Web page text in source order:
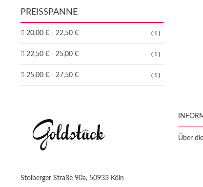
PREISSPANNE
1
20,00 € - 22,50 €
1
22,50 € - 25,00 €
1
25,00 € - 27,50 €
Stolberger Straße 90a, 50933 Köln
Über